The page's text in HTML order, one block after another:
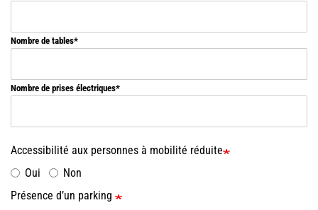
nécessaire
en
la
présence
Nombre de tables
Nombre de prises électriques
Accessibilité aux personnes à mobilité réduite
Oui
Non
Présence d’un parking